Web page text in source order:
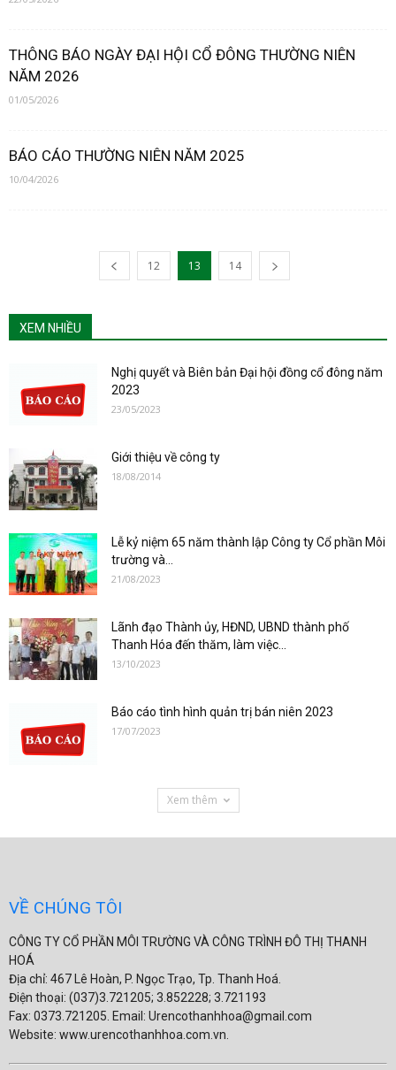
THÔNG BÁO NGÀY ĐẠI HỘI CỔ ĐÔNG THƯỜNG NIÊN
NĂM 2026
01/05/2026
BÁO CÁO THƯỜNG NIÊN NĂM 2025
10/04/2026
12 13 14
XEM NHIỀU
Nghị quyết và Biên bản Đại hội đồng cổ đông năm
2023
23/05/2023
Giới thiệu về công ty
18/08/2014
Lễ kỷ niệm 65 năm thành lập Công ty Cổ phần Môi
trường và...
21/08/2023
Lãnh đạo Thành ủy, HĐND, UBND thành phố
Thanh Hóa đến thăm, làm việc...
13/10/2023
Báo cáo tình hình quản trị bán niên 2023
17/07/2023
Xem thêm
VỀ CHÚNG TÔI
CÔNG TY CỔ PHẦN MÔI TRƯỜNG VÀ CÔNG TRÌNH ĐÔ THỊ THANH
HOÁ
Địa chỉ: 467 Lê Hoàn, P. Ngọc Trạo, Tp. Thanh Hoá.
Điện thoại: (037)3.721205; 3.852228; 3.721193
Fax: 0373.721205. Email: Urencothanhhoa@gmail.com
Website: www.urencothanhhoa.com.vn.